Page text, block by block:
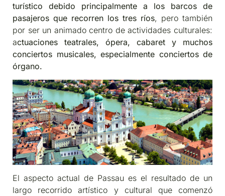
turístico debido principalmente a los barcos de
pasajeros que recorren los tres ríos, pero también
por ser un animado centro de actividades culturales:
actuaciones teatrales, ópera, cabaret y muchos
conciertos musicales, especialmente conciertos de
órgano.
El aspecto actual de Passau es el resultado de un
largo recorrido artístico y cultural que comenzó